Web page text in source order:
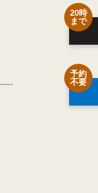
20時
まで
予約
不要